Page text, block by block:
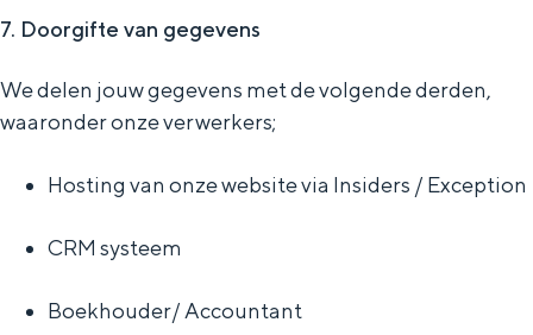
7. Doorgifte van gegevens
We delen jouw gegevens met de volgende derden,
waaronder onze verwerkers;
Hosting van onze website via Insiders / Exception
CRM systeem
Boekhouder/ Accountant